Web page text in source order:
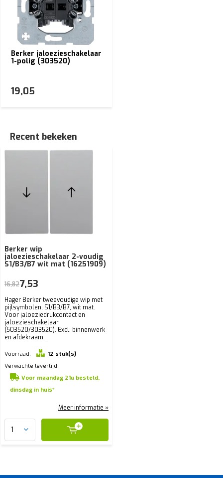
Berker jaloezieschakelaar
1-polig (303520)
19,05
Recent bekeken
Berker wip
jaloezieschakelaar 2-voudig
S1/B3/B7 wit mat (16251909)
Hager Berker tweevoudige wip met
pijlsymbolen, S1/B3/B7, wit mat.
Voor jaloeziedrukcontact en
jaloezieschakelaar
(503520/303520). Excl. binnenwerk
en afdekraam.
Voorraad:
12 stuk(s)
Verwachte levertijd:
Voor maandag 21u besteld,
dinsdag in huis*
16,827,53
Meer informatie »